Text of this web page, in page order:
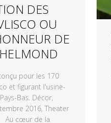
DES
OU
DE
pour les 170
et figurant l'usine-
Bas. Décor,
2016, Theater
Au cœur de la